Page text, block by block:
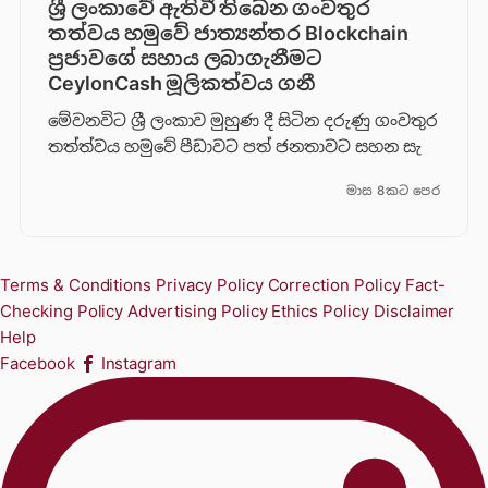
ශ්‍රී ලංකාවේ ඇතිවී තිබෙන ගංවතුර
තත්වය හමුවේ ජාත්‍යන්තර Blockchain
ප්‍රජාවගේ සහාය ලබාගැනීමට
CeylonCash මූලිකත්වය ග​නී
මේවනවිට ශ්‍රී ලංකාව මුහුණ දී සිටින දරුණු ගංවතුර
තත්ත්වය හමුවේ පීඩාවට පත් ජනතාවට සහන සැ
මාස 8කට පෙර
Terms & Conditions Privacy Policy Correction Policy Fact-
Checking Policy Advertising Policy Ethics Policy Disclaimer
Help
Facebook
Instagram